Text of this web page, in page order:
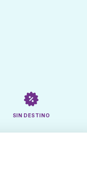
SIN DESTINO